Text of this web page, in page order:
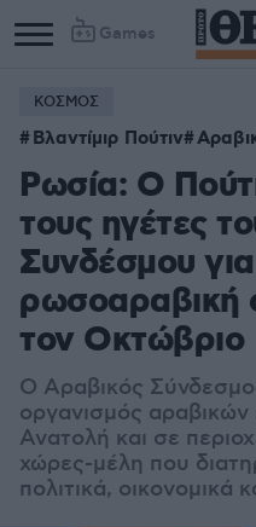
Games
ΚΟΣΜΟΣ
Βλαντίμιρ Πούτιν
Ρωσία: Ο
τους ηγέτες
Συνδέσμου
ρωσοαραβική
τον Οκτώβριο
Ο Αραβικός
οργανισμός
Ανατολή και σε
χώρες-μέλη που
πολιτικά, οικονομικά